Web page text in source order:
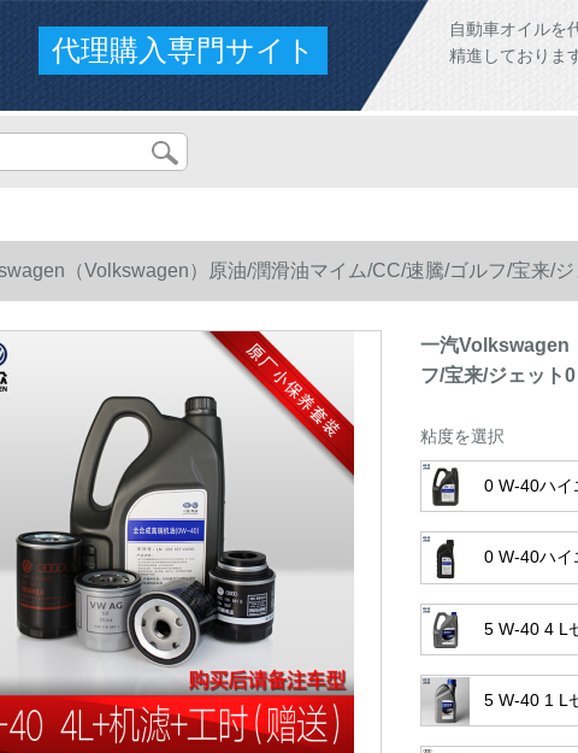
代理購入専門サイト
自動車オイルを
精進しておりま
（Volkswagen）原油/潤滑油マイム/CC/速騰/ゴルフ/宝来/
一汽Volkswagen
フ/宝来/ジェット
粘度を選択
0 W-40ハイ
0 W-40ハイ
5 W-40 4 L
5 W-40 1 L